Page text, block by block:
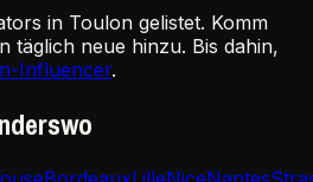
in Toulon gelistet. Komm
täglich neue hinzu. Bis dahin,
Influencer.